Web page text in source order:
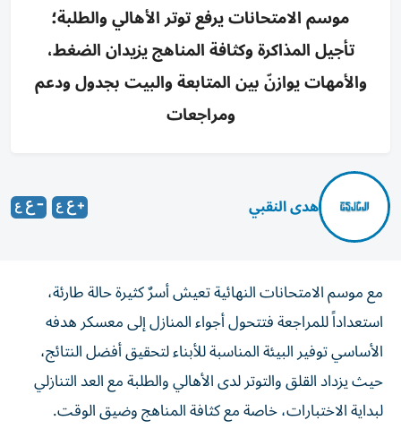
موسم الامتحانات يرفع توتر الأهالي والطلبة؛
تأجيل المذاكرة وكثافة المناهج يزيدان الضغط،
والأمهات يوازنّ بين المتابعة والبيت بجدول ودعم
ومراجعات
هدى النقبي
مع موسم الامتحانات النهائية تعيش أسرٌ كثيرة حالة طارئة،
استعداداً للمراجعة فتتحول أجواء المنازل إلى معسكر هدفه
الأساسي توفير البيئة المناسبة للأبناء لتحقيق أفضل النتائج،
حيث يزداد القلق والتوتر لدى الأهالي والطلبة مع العد التنازلي
لبداية الاختبارات، خاصة مع كثافة المناهج وضيق الوقت.